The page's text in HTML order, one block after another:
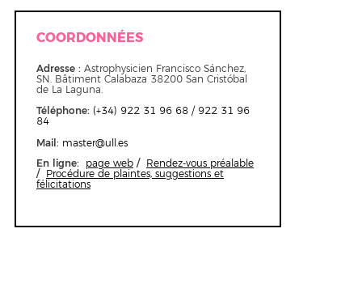
COORDONNÉES
Adresse : Astrophysicien Francisco Sánchez,
SN. Bâtiment Calabaza 38200 San Cristóbal
de La Laguna.
Téléphone: (+34) 922 31 96 68 / 922 31 96
84
Mail: master@ull.es
En ligne: page web / Rendez-vous préalable
/ Procédure de plaintes, suggestions et
félicitations